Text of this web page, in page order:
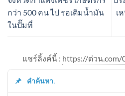
กว่า 500 คน ไป รอเติมน้ำมัน
ในปั๊มที่
เ
แชร์ลิ้งค์นี้ : https://ด่วน.com/
คำค้นหา.